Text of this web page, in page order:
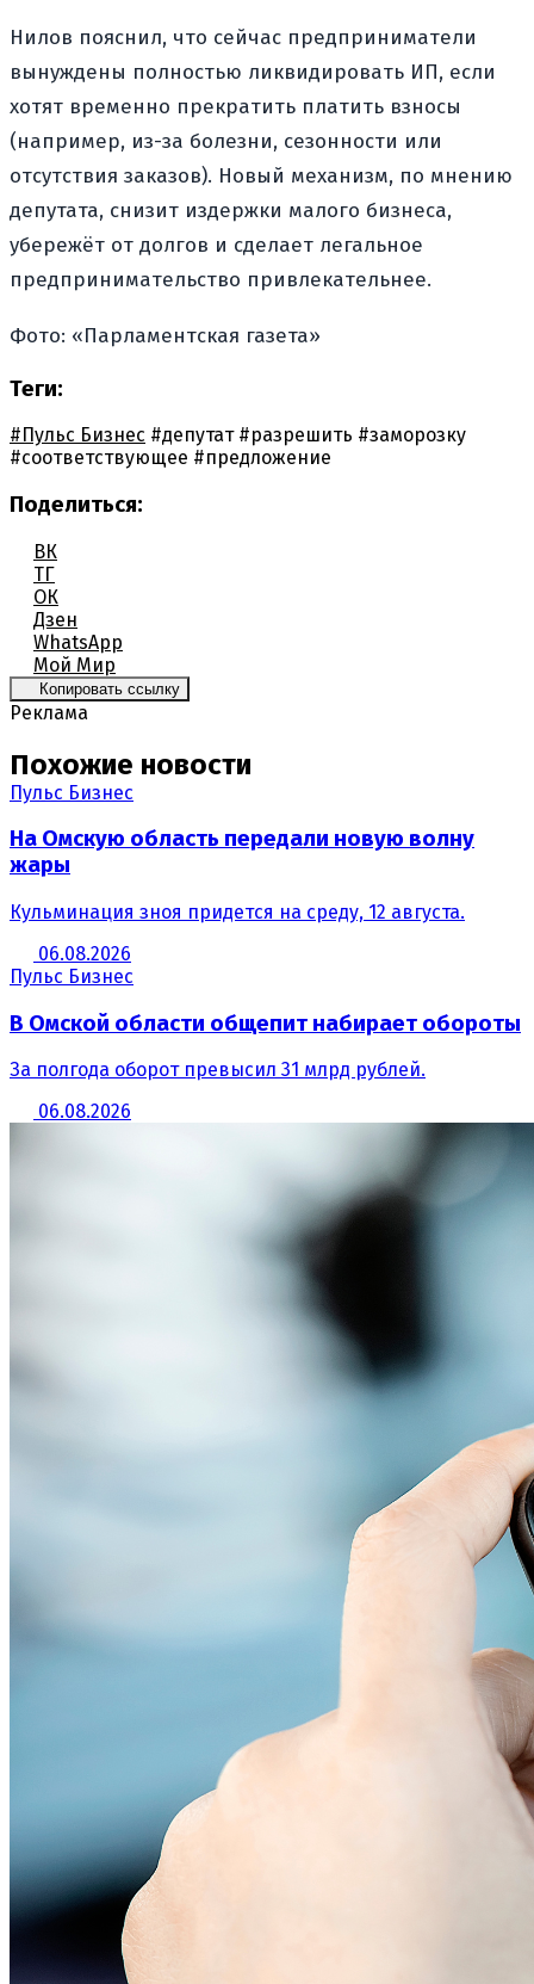
Нилов пояснил, что сейчас предприниматели
вынуждены полностью ликвидировать ИП, если
хотят временно прекратить платить взносы
(например, из-за болезни, сезонности или
отсутствия заказов). Новый механизм, по мнению
депутата, снизит издержки малого бизнеса,
убережёт от долгов и сделает легальное
предпринимательство привлекательнее.
Фото: «Парламентская газета»
Теги:
#Пульс Бизнес #депутат #разрешить #заморозку
#соответствующее #предложение
Поделиться:
ВК
ТГ
ОК
Дзен
WhatsApp
Мой Мир
Копировать ссылку
Реклама
Похожие новости
Пульс Бизнес
На Омскую область передали новую волну
жары
Кульминация зноя придется на среду, 12 августа.
06.08.2026
Пульс Бизнес
В Омской области общепит набирает обороты
За полгода оборот превысил 31 млрд рублей.
06.08.2026